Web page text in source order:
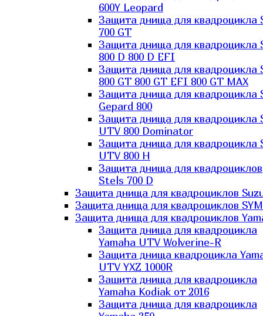
600Y Leopard
Защита днища для квадроцикла
700 GT
Защита днища для квадроцикла
800 D 800 D EFI
Защита днища для квадроцикла
800 GT 800 GT EFI 800 GT MAX
Защита днища для квадроцикла
Gepard 800
Защита днища для квадроцикла
UTV 800 Dominator
Защита днища для квадроцикла
UTV 800 H
Защита днища для квадроциклов
Stels 700 D
Защита днища для квадроциклов
Защита днища для квадроциклов SYM
Защита днища для квадроциклов
Защита днища для квадроцикла
Yamaha UTV Wolverine-R
Защита днища квадроцикла
UTV YXZ 1000R
Зашита днища для квадроцикла
Yamaha Kodiak от 2016
Защита днища для квадроцикла